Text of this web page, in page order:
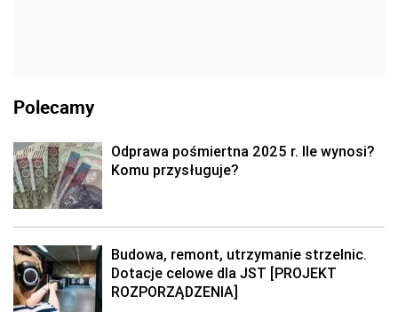
Polecamy
Odprawa pośmiertna 2025 r. Ile wynosi?
Komu przysługuje?
Budowa, remont, utrzymanie strzelnic.
Dotacje celowe dla JST [PROJEKT
ROZPORZĄDZENIA]